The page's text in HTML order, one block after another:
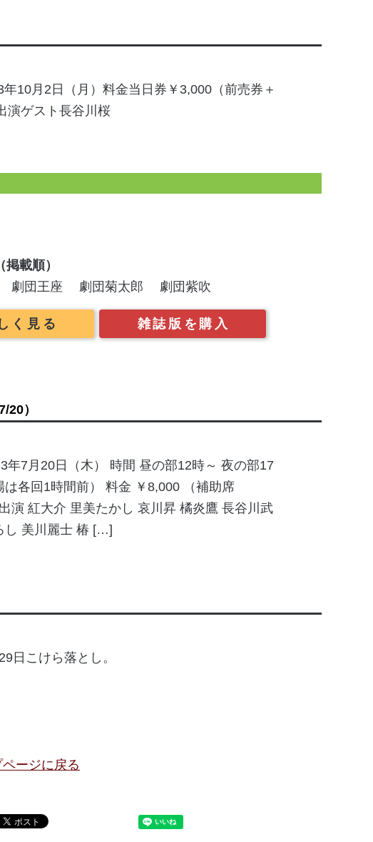
10月2日（月）料金当日券￥3,000（前売券＋
演ゲスト長谷川桜
載順）
劇団王座 劇団菊太郎 劇団紫吹
く見る 雑誌版を購入
20）
年7月20日（木） 時間 昼の部12時～ 夜の部17
は各回1時間前） 料金 ￥8,000 （補助席
演 紅大介 里美たかし 哀川昇 橘炎鷹 長谷川武
し 美川麗士 椿 […]
日こけら落とし。
ページに戻る